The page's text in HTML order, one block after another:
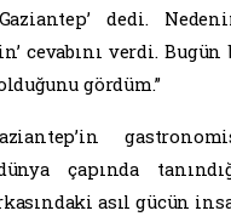
dedi.
cevabını verdi.
gördüm.”
çapında
asıl gücün